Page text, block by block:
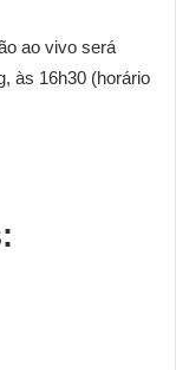
ao vivo será
às 16h30 (horário